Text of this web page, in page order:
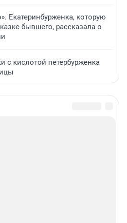
Екатеринбурженка, которую
бывшего, рассказала о
с кислотой петербурженка